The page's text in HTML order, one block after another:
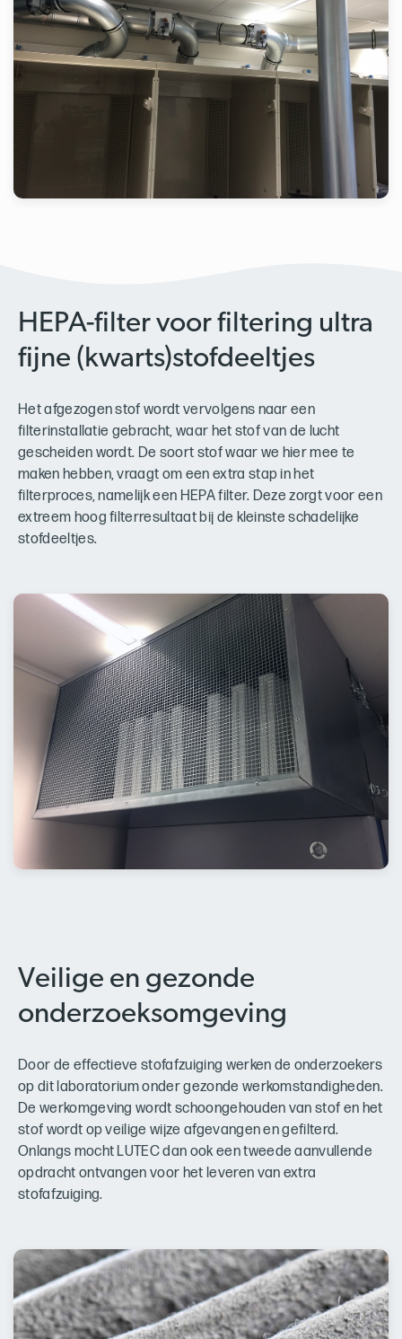
HEPA-filter voor filtering ultra
fijne (kwarts)stofdeeltjes
Het afgezogen stof wordt vervolgens naar een
filterinstallatie gebracht, waar het stof van de lucht
gescheiden wordt. De soort stof waar we hier mee te
maken hebben, vraagt om een extra stap in het
filterproces, namelijk een HEPA filter. Deze zorgt voor een
extreem hoog filterresultaat bij de kleinste schadelijke
stofdeeltjes.
Veilige en gezonde
onderzoeksomgeving
Door de effectieve stofafzuiging werken de onderzoekers
op dit laboratorium onder gezonde werkomstandigheden.
De werkomgeving wordt schoongehouden van stof en het
stof wordt op veilige wijze afgevangen en gefilterd.
Onlangs mocht LUTEC dan ook een tweede aanvullende
opdracht ontvangen voor het leveren van extra
stofafzuiging.